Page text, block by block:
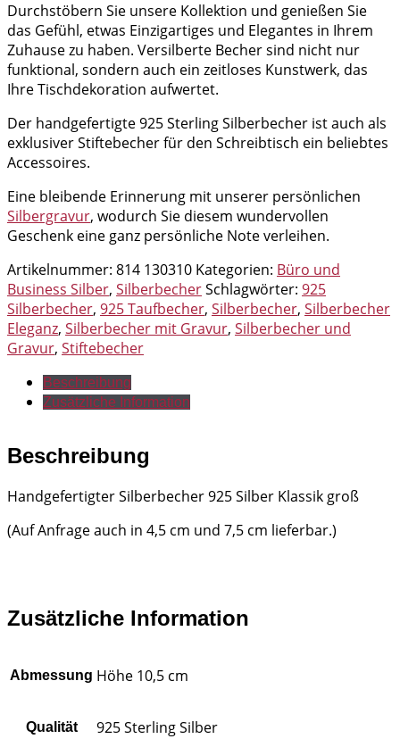
Durchstöbern Sie unsere Kollektion und genießen Sie
das Gefühl, etwas Einzigartiges und Elegantes in Ihrem
Zuhause zu haben. Versilberte Becher sind nicht nur
funktional, sondern auch ein zeitloses Kunstwerk, das
Ihre Tischdekoration aufwertet.
Der handgefertigte 925 Sterling Silberbecher ist auch als
exklusiver Stiftebecher für den Schreibtisch ein beliebtes
Accessoires.
Eine bleibende Erinnerung mit unserer persönlichen
Silbergravur, wodurch Sie diesem wundervollen
Geschenk eine ganz persönliche Note verleihen.
Artikelnummer: 814 130310 Kategorien: Büro und
Business Silber, SilberbecherSchlagwörter: 925
Silberbecher, 925 Taufbecher, Silberbecher, Silberbecher
Eleganz, Silberbecher mit Gravur, Silberbecher und
Gravur, Stiftebecher
Beschreibung
Zusätzliche Information
Beschreibung
Handgefertigter Silberbecher 925 Silber Klassik groß
(Auf Anfrage auch in 4,5 cm und 7,5 cm lieferbar.)
Zusätzliche Information
Abmessung Höhe 10,5 cm
Qualität 925 Sterling Silber